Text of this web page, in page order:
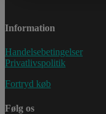
Information
Handelsebetingelser
Privatlivspolitik
Fortryd køb
Følg os